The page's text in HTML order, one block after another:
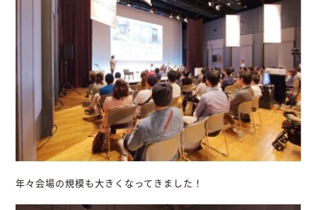
年々会場の規模も大きくなってきました！